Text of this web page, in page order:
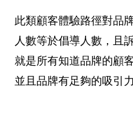
此類顧客體驗路徑對品
人數等於倡導人數，且
就是所有知道品牌的顧
並且品牌有足夠的吸引